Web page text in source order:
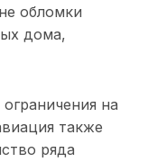
обломки
дома,
на
также
ряда